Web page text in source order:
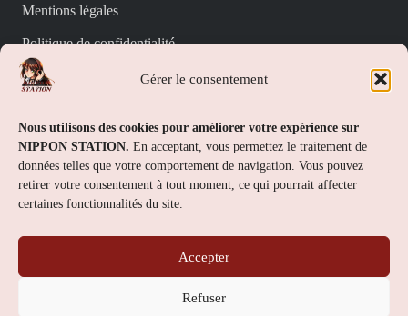
Gérer le consentement
Nous utilisons des cookies pour améliorer votre expérience sur
NIPPON STATION. En acceptant, vous permettez le traitement de
données telles que votre comportement de navigation. Vous pouvez
retirer votre consentement à tout moment, ce qui pourrait affecter
certaines fonctionnalités du site.
Accepter
Refuser
Mentions légales
Politique de confidentialité
Politique de cookies (UE)
Nippon Station
À propos
FAQs
Contact